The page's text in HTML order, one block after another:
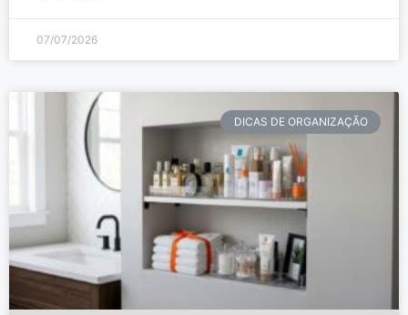
07/07/2026
DICAS DE ORGANIZAÇÃO